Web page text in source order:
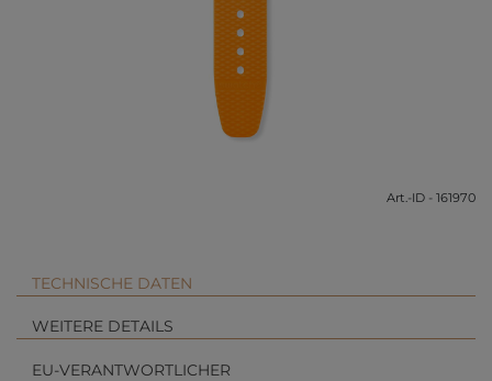
Art.-ID - 161970
TECHNISCHE DATEN
WEITERE DETAILS
EU-VERANTWORTLICHER